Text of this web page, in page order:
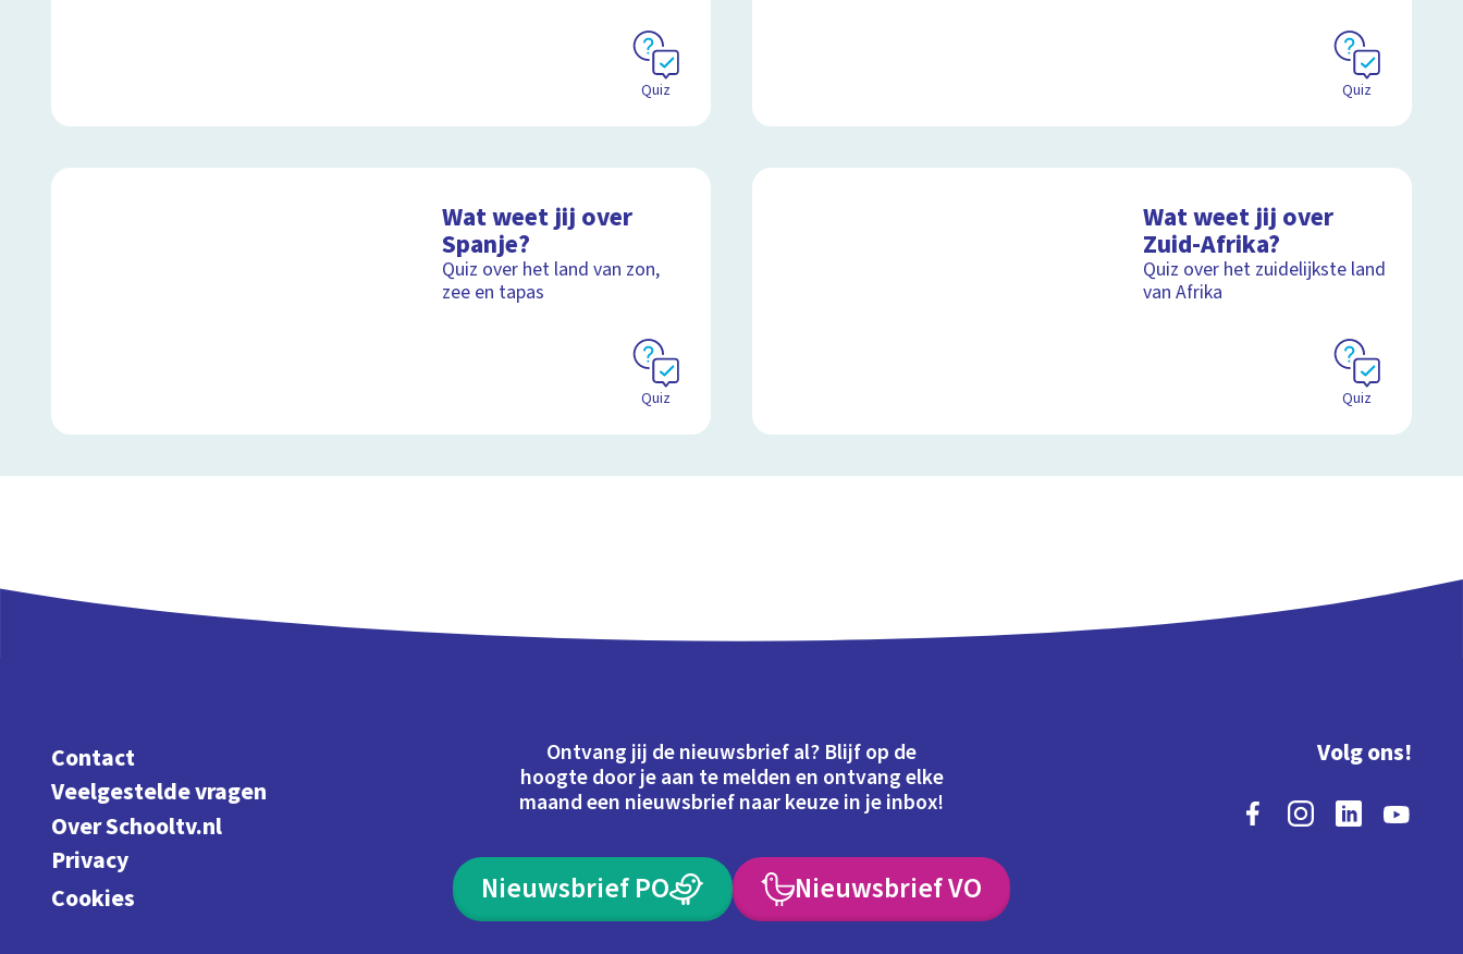
Quiz Quiz
Wat weet jij over
Spanje?
Quiz over het land van zon,
zee en tapas
Quiz
Wat weet jij over
Zuid-Afrika?
Quiz over het zuidelijkste land
van Afrika
Quiz
Contact
Veelgestelde vragen
Over Schooltv.nl
Privacy
Cookies
Ontvang jij de nieuwsbrief al? Blijf op de
hoogte door je aan te melden en ontvang elke
maand een nieuwsbrief naar keuze in je inbox!
Nieuwsbrief PO Nieuwsbrief VO
Volg ons!